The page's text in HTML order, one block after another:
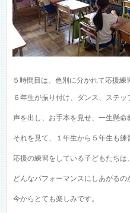
５時間目は、色別に分かれて応援練
６年生が振り付け、ダンス、ステッ
声を出し、お手本を見せ、一生懸命
それを見て、１年生から５年生も練
応援の練習をしている子どもたちは
どんなパフォーマンスにしあがるの
今からとても楽しみです。